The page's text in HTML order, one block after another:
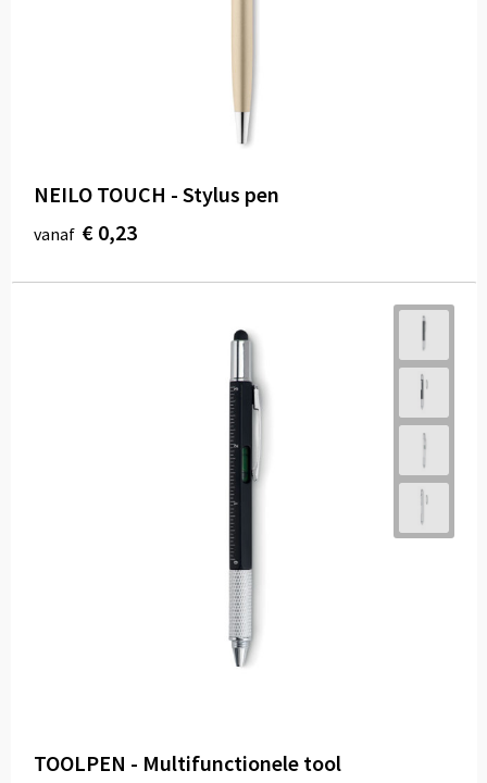
NEILO TOUCH - Stylus pen
vanaf € 0,23
TOOLPEN - Multifunctionele tool